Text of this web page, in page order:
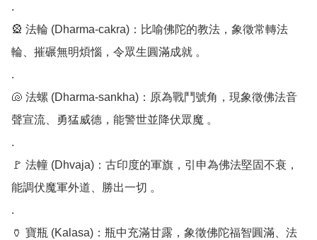
.
🎡 法輪 (Dharma-cakra)：比喻佛陀的教法，象徵常轉法
輪、摧碾無明煩惱，令眾生圓滿成就 。
.
🐚 法螺 (Dharma-sankha)：原為戰鬥號角，現象徵佛法音
聲宣流、勇猛威德，能警世並降伏眾魔 。
.
🚩 法幢 (Dhvaja)：古印度的軍旗，引申為佛法堅固不衰，
能調伏魔軍外道、勝出一切 。
.
🏺 寶瓶 (Kalasa)：瓶中充滿甘露，象徵佛陀福智圓滿、法